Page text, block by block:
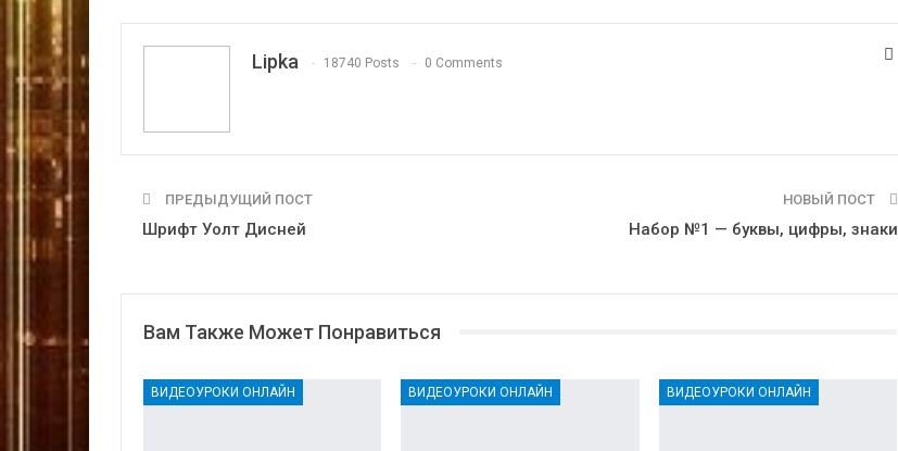
Lipka 18740 Posts 0 Comments
ПРЕДЫДУЩИЙ ПОСТ
Шрифт Уолт Дисней
НОВЫЙ ПОСТ
Набор №1 — буквы, цифры, знаки
Вам Также Может Понравиться
ВИДЕОУРОКИ ОНЛАЙН ВИДЕОУРОКИ ОНЛАЙН ВИДЕОУРОКИ ОНЛАЙН